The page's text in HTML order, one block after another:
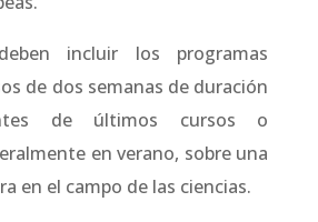
incluir los programas
de dos semanas de duración
de últimos cursos o
en verano, sobre una
en el campo de las ciencias.